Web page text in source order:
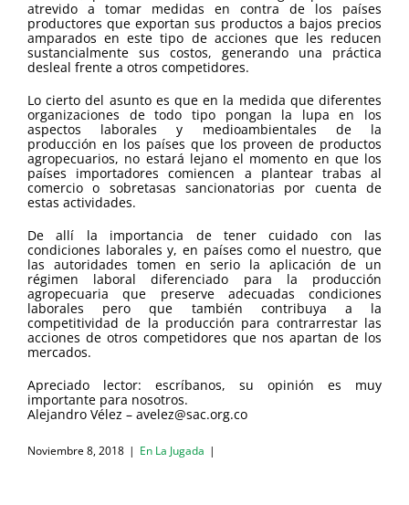
atrevido a tomar medidas en contra de los países
productores que exportan sus productos a bajos precios
amparados en este tipo de acciones que les reducen
sustancialmente sus costos, generando una práctica
desleal frente a otros competidores.
Lo cierto del asunto es que en la medida que diferentes
organizaciones de todo tipo pongan la lupa en los
aspectos laborales y medioambientales de la
producción en los países que los proveen de productos
agropecuarios, no estará lejano el momento en que los
países importadores comiencen a plantear trabas al
comercio o sobretasas sancionatorias por cuenta de
estas actividades.
De allí la importancia de tener cuidado con las
condiciones laborales y, en países como el nuestro, que
las autoridades tomen en serio la aplicación de un
régimen laboral diferenciado para la producción
agropecuaria que preserve adecuadas condiciones
laborales pero que también contribuya a la
competitividad de la producción para contrarrestar las
acciones de otros competidores que nos apartan de los
mercados.
Apreciado lector: escríbanos, su opinión es muy
importante para nosotros.
Alejandro Vélez – avelez@sac.org.co
Noviembre 8, 2018 | En La Jugada |